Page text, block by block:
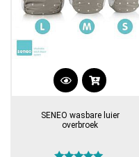
Dit
heeft
SENEO wasbare luier
overbroek